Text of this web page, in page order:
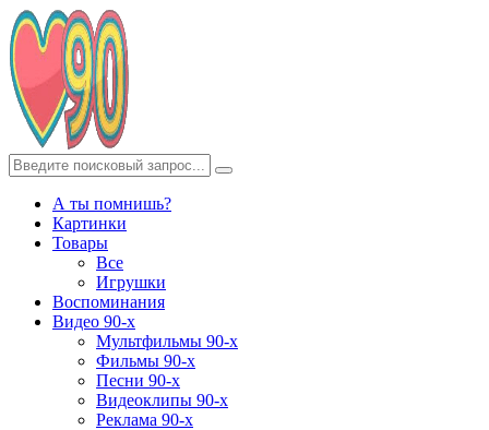
А ты помнишь?
Картинки
Товары
Все
Игрушки
Воспоминания
Видео 90-х
Мультфильмы 90-х
Фильмы 90-х
Песни 90-х
Видеоклипы 90-х
Реклама 90-х